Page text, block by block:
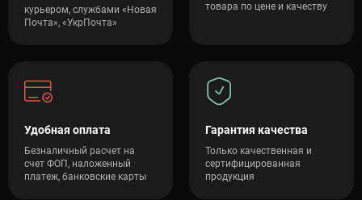
курьером, службами «Новая
Почта», «УкрПочта»
товара по цене и качеству
Удобная оплата
Безналичный расчет на
счет ФОП, наложенный
платеж, банковские карты
Гарантия качества
Только качественная и
сертифицированная
продукция